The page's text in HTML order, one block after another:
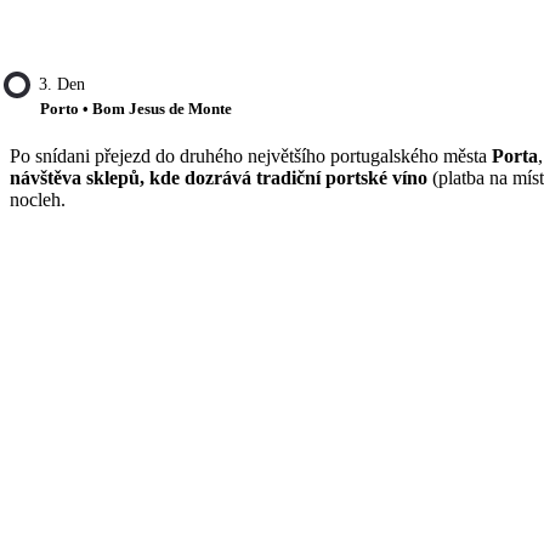
3. Den
Porto • Bom Jesus de Monte
Po snídani přejezd do druhého největšího portugalského města Porta
návštěva sklepů, kde dozrává tradiční portské víno (platba na
nocleh.